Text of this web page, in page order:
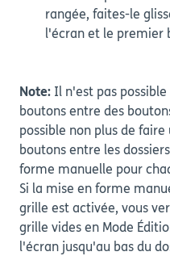
rangée, faites-le
l'écran et le premier
Note: Il n'est pas
boutons entre des
possible non plus de
boutons entre les
forme manuelle pour
Si la mise en forme
grille est activée, vous
grille vides en Mode
l'écran jusqu'au bas du